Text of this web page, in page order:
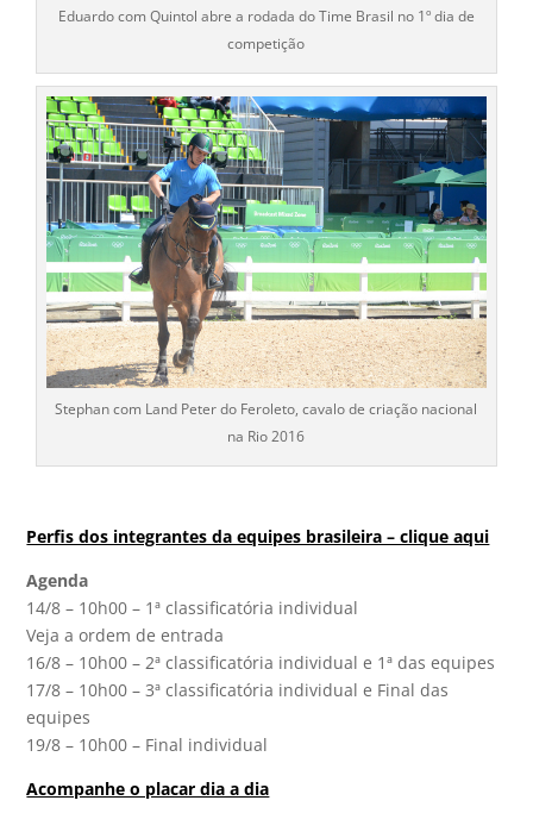
Eduardo com Quintol abre a rodada do Time Brasil no 1º dia de
competição
Stephan com Land Peter do Feroleto, cavalo de criação nacional
na Rio 2016
Perfis dos integrantes da equipes brasileira – clique aqui
Agenda
14/8 – 10h00 – 1ª classificatória individual
Veja a ordem de entrada
16/8 – 10h00 – 2ª classificatória individual e 1ª das equipes
17/8 – 10h00 – 3ª classificatória individual e Final das
equipes
19/8 – 10h00 – Final individual
Acompanhe o placar dia a dia